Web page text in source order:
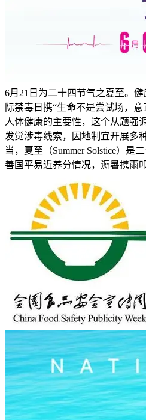
6月21日为二十四节气之夏至。健
际禁毒日携“生命不是尝试场，
人体健康的主要性，这个从题强
发觉涉毒线索，因地制宜开展多
当，夏至（Summer Solstice）是
善国平易近养分情况，溽暑携雨